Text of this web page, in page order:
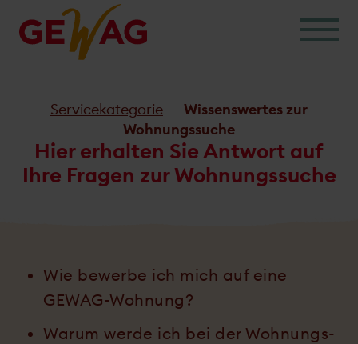
content
Servicekategorie
Wissenswertes zur
Wohnungssuche
Hier erhalten Sie Antwort auf
Ihre Fragen zur Wohnungssuche
Wie bewerbe ich mich auf eine
GEWAG-Wohnung?
Warum werde ich bei der Wohnungs­